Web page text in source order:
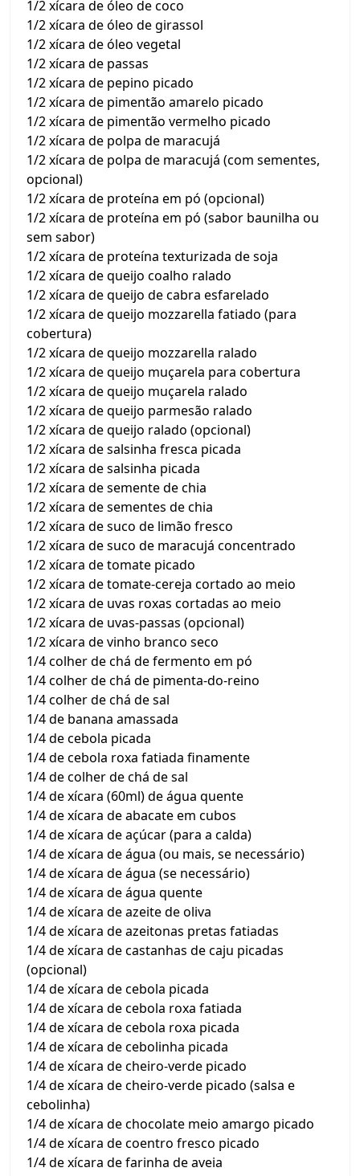
1/2 xícara de óleo de coco
1/2 xícara de óleo de girassol
1/2 xícara de óleo vegetal
1/2 xícara de passas
1/2 xícara de pepino picado
1/2 xícara de pimentão amarelo picado
1/2 xícara de pimentão vermelho picado
1/2 xícara de polpa de maracujá
1/2 xícara de polpa de maracujá (com sementes,
opcional)
1/2 xícara de proteína em pó (opcional)
1/2 xícara de proteína em pó (sabor baunilha ou
sem sabor)
1/2 xícara de proteína texturizada de soja
1/2 xícara de queijo coalho ralado
1/2 xícara de queijo de cabra esfarelado
1/2 xícara de queijo mozzarella fatiado (para
cobertura)
1/2 xícara de queijo mozzarella ralado
1/2 xícara de queijo muçarela para cobertura
1/2 xícara de queijo muçarela ralado
1/2 xícara de queijo parmesão ralado
1/2 xícara de queijo ralado (opcional)
1/2 xícara de salsinha fresca picada
1/2 xícara de salsinha picada
1/2 xícara de semente de chia
1/2 xícara de sementes de chia
1/2 xícara de suco de limão fresco
1/2 xícara de suco de maracujá concentrado
1/2 xícara de tomate picado
1/2 xícara de tomate-cereja cortado ao meio
1/2 xícara de uvas roxas cortadas ao meio
1/2 xícara de uvas-passas (opcional)
1/2 xícara de vinho branco seco
1/4 colher de chá de fermento em pó
1/4 colher de chá de pimenta-do-reino
1/4 colher de chá de sal
1/4 de banana amassada
1/4 de cebola picada
1/4 de cebola roxa fatiada finamente
1/4 de colher de chá de sal
1/4 de xícara (60ml) de água quente
1/4 de xícara de abacate em cubos
1/4 de xícara de açúcar (para a calda)
1/4 de xícara de água (ou mais, se necessário)
1/4 de xícara de água (se necessário)
1/4 de xícara de água quente
1/4 de xícara de azeite de oliva
1/4 de xícara de azeitonas pretas fatiadas
1/4 de xícara de castanhas de caju picadas
(opcional)
1/4 de xícara de cebola picada
1/4 de xícara de cebola roxa fatiada
1/4 de xícara de cebola roxa picada
1/4 de xícara de cebolinha picada
1/4 de xícara de cheiro-verde picado
1/4 de xícara de cheiro-verde picado (salsa e
cebolinha)
1/4 de xícara de chocolate meio amargo picado
1/4 de xícara de coentro fresco picado
1/4 de xícara de farinha de aveia